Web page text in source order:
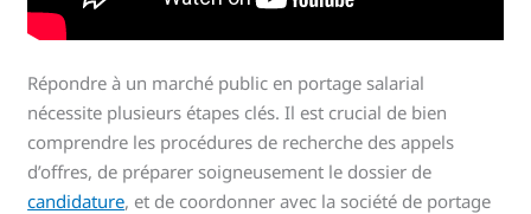
Répondre à un marché public en portage salarial
nécessite plusieurs étapes clés. Il est crucial de bien
comprendre les procédures de recherche des appels
d’offres, de préparer soigneusement le dossier de
candidature, et de coordonner avec la société de portage